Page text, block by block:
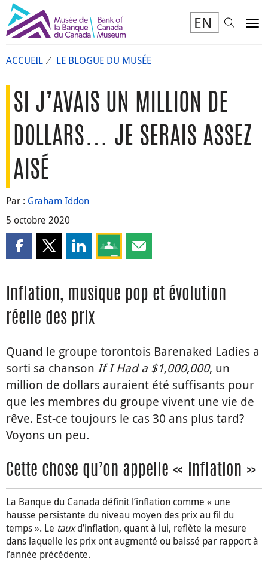
EN
ACCUEIL LE BLOGUE DU MUSÉE
SI J’AVAIS UN MILLION DE
DOLLARS… JE SERAIS ASSEZ
AISÉ
Par : Graham Iddon
5 octobre 2020
Partager cette page sur Facebook
Partager cette page sur X
Partager cette page sur LinkedIn
Partagez cette page sur Google
Partager cette page par
Inflation, musique pop et évolution
réelle des prix
Quand le groupe torontois Barenaked Ladies a
sorti sa chanson If I Had a $1,000,000, un
million de dollars auraient été suffisants pour
que les membres du groupe vivent une vie de
rêve. Est-ce toujours le cas 30 ans plus tard?
Voyons un peu.
Cette chose qu’on appelle « inflation »
La Banque du Canada définit l’inflation comme « une
hausse persistante du niveau moyen des prix au fil du
temps ». Le tauxd’inflation, quant à lui, reflète la mesure
dans laquelle les prix ont augmenté ou baissé par rapport à
l’année précédente.